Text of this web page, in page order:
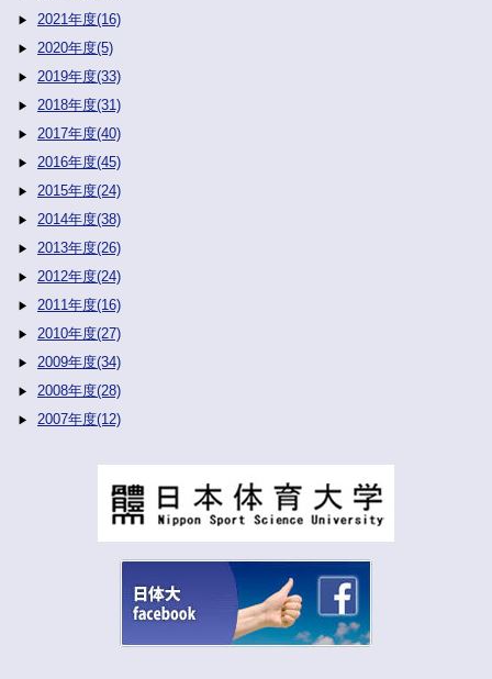
2021年度(16)
2020年度(5)
2019年度(33)
2018年度(31)
2017年度(40)
2016年度(45)
2015年度(24)
2014年度(38)
2013年度(26)
2012年度(24)
2011年度(16)
2010年度(27)
2009年度(34)
2008年度(28)
2007年度(12)